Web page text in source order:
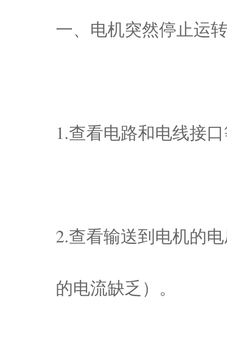
一、电机突然停止运
1.查看电路和电线接
2.查看输送到电机的
的电流缺乏）。